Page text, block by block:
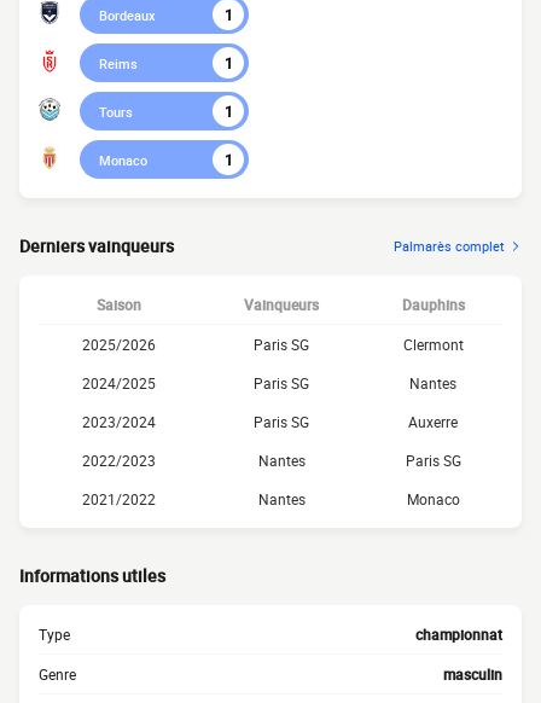
Bordeaux 1
Reims 1
Tours 1
Monaco 1
Derniers vainqueurs Palmarès complet
Saison Vainqueurs Dauphins
2025/2026 Paris SG
Clermont
2024/2025
Paris SG
Nantes
2023/2024
Paris SG
Auxerre
2022/2023
Nantes
Paris SG
2021/2022
Nantes Monaco
Informations utiles
Type championnat
Genre masculin